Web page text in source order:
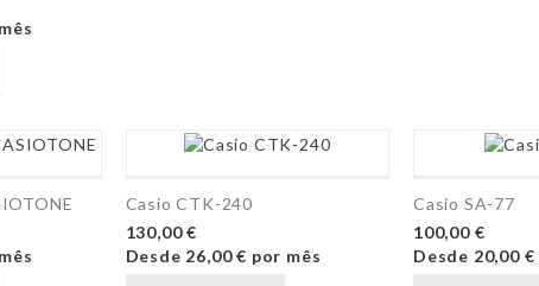
Casio CTK-240
130,00 €
Desde 26,00 € por mês
Casio SA-77
100,00 €
Desde 20,00 €